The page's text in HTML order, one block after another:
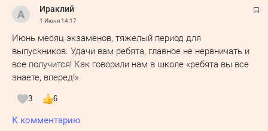
Ираклий
1 Июня14:17
Июнь месяц экзаменов, тяжелый период для
выпускников. Удачи вам ребята, главное не нервничать и
все получится! Как говорили нам в школе «ребята вы все
знаете, вперед!»
3 6
К комментарию